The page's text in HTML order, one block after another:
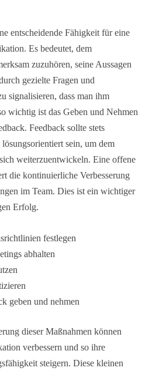
entscheidende Fähigkeit für eine
Es bedeutet, dem
zuzuhören, seine Aussagen
gezielte Fragen und
signalisieren, dass man ihm
wichtig ist das Geben und Nehmen
Feedback sollte stets
sein, um dem
weiterzuentwickeln. Eine offene
die kontinuierliche Verbesserung
im Team. Dies ist ein wichtiger
Erfolg.
festlegen
abhalten
geben und nehmen
dieser Maßnahmen können
verbessern und so ihre
steigern. Diese kleinen